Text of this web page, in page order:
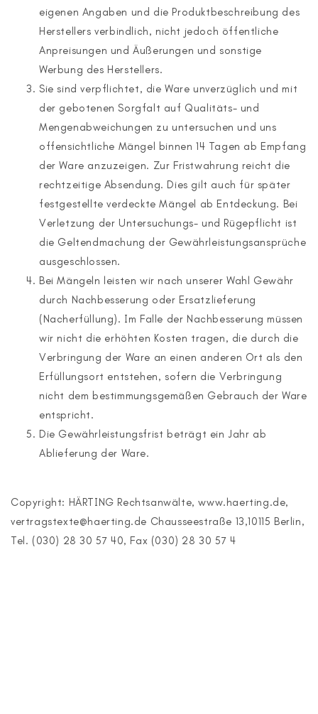
eigenen Angaben und die Produktbeschreibung des
Herstellers verbindlich, nicht jedoch öffentliche
Anpreisungen und Äußerungen und sonstige
Werbung des Herstellers.
Sie sind verpflichtet, die Ware unverzüglich und mit
der gebotenen Sorgfalt auf Qualitäts- und
Mengenabweichungen zu untersuchen und uns
offensichtliche Mängel binnen 14 Tagen ab Empfang
der Ware anzuzeigen. Zur Fristwahrung reicht die
rechtzeitige Absendung. Dies gilt auch für später
festgestellte verdeckte Mängel ab Entdeckung. Bei
Verletzung der Untersuchungs- und Rügepflicht ist
die Geltendmachung der Gewährleistungsansprüche
ausgeschlossen.
Bei Mängeln leisten wir nach unserer Wahl Gewähr
durch Nachbesserung oder Ersatzlieferung
(Nacherfüllung). Im Falle der Nachbesserung müssen
wir nicht die erhöhten Kosten tragen, die durch die
Verbringung der Ware an einen anderen Ort als den
Erfüllungsort entstehen, sofern die Verbringung
nicht dem bestimmungsgemäßen Gebrauch der Ware
entspricht.
Die Gewährleistungsfrist beträgt ein Jahr ab
Ablieferung der Ware.
Copyright: HÄRTING Rechtsanwälte, www.haerting.de,
vertragstexte@haerting.de Chausseestraße 13,10115 Berlin,
Tel. (030) 28 30 57 40, Fax (030) 28 30 57 4